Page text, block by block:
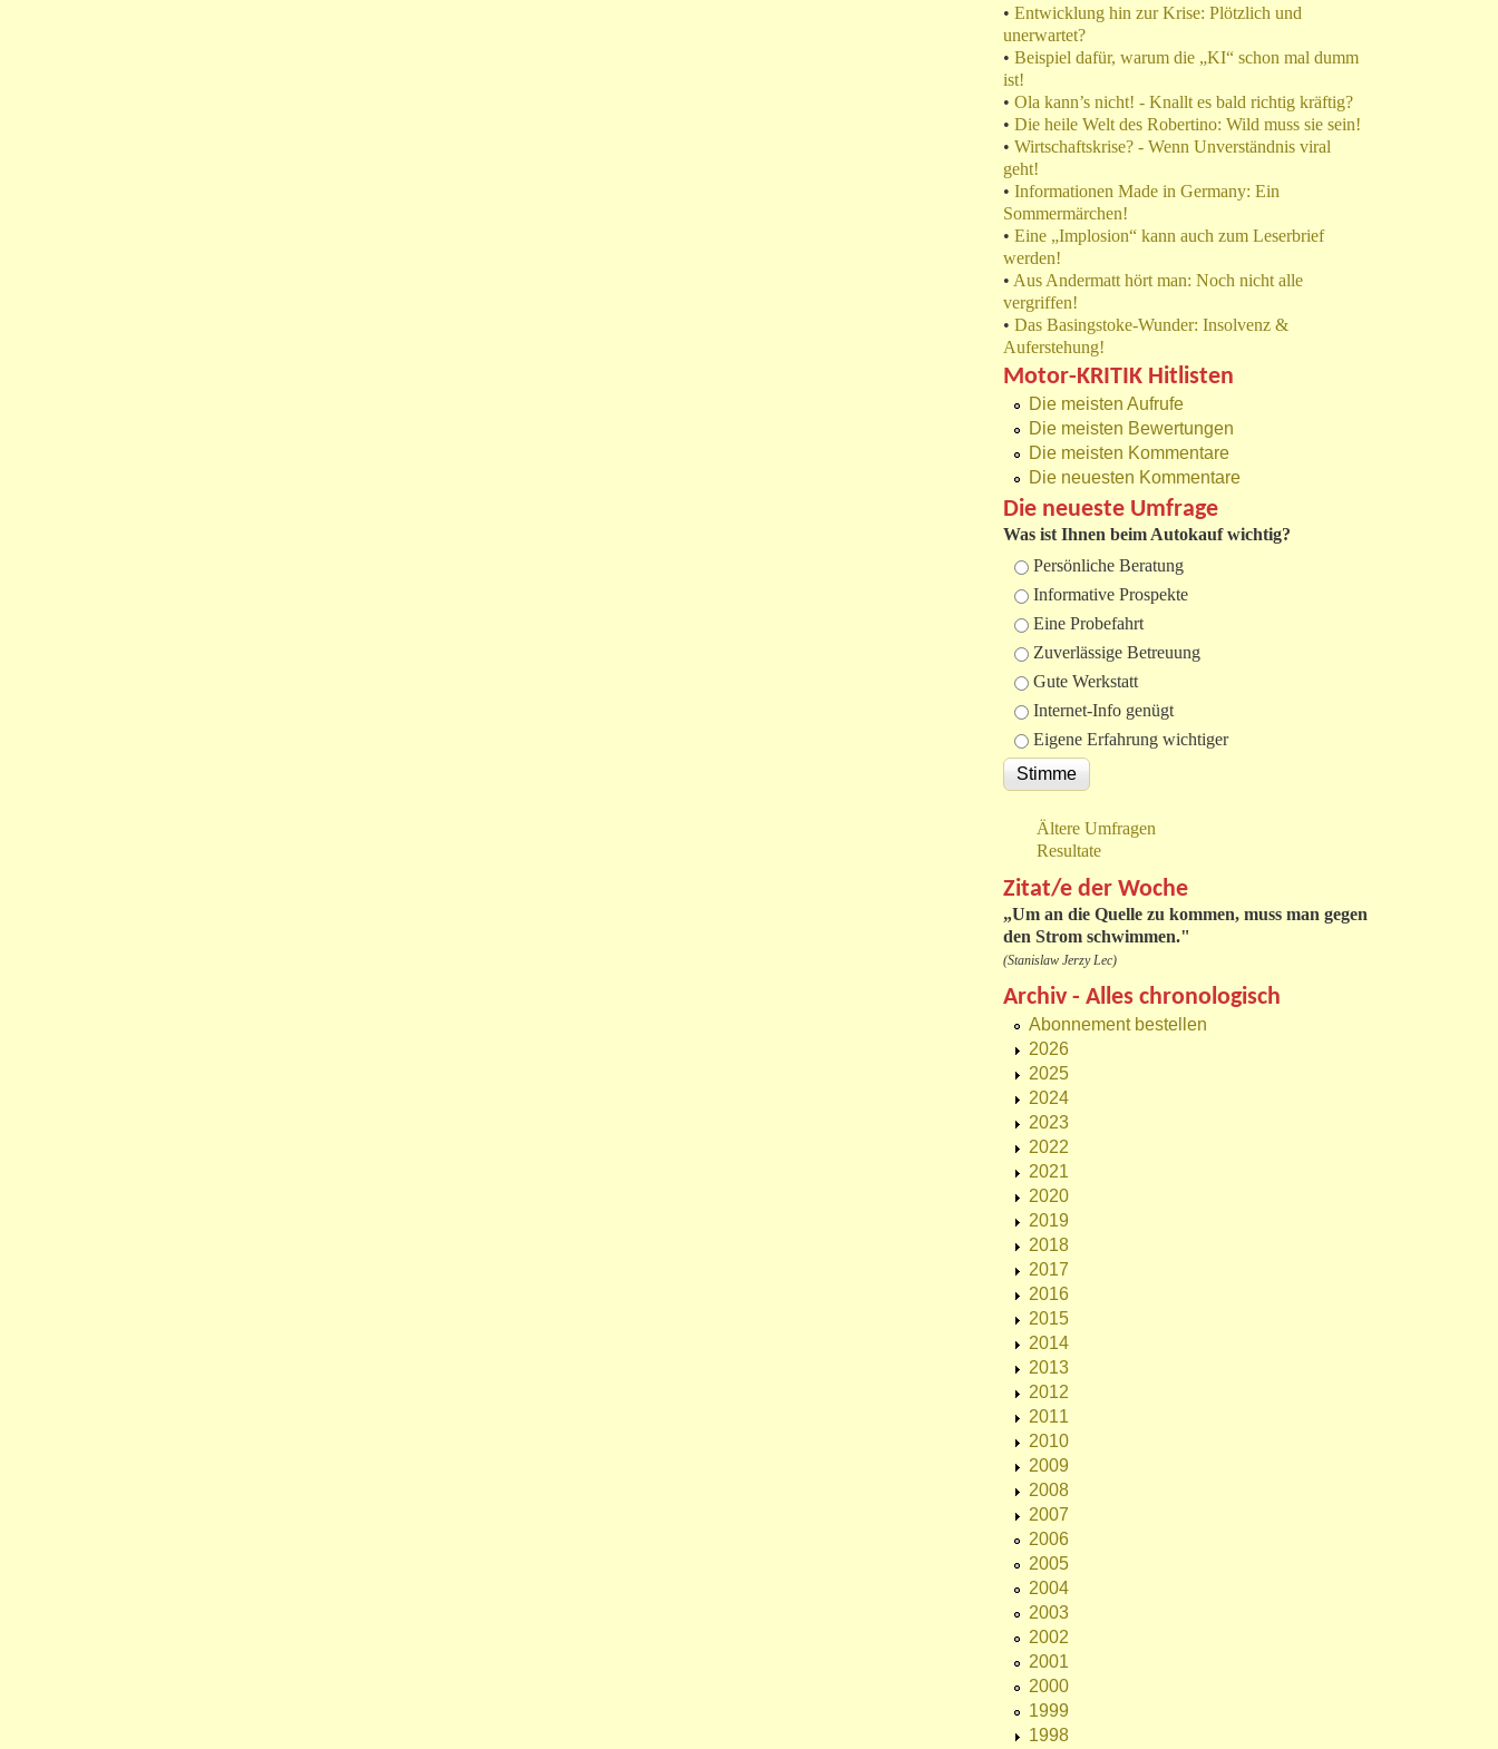
• Entwicklung hin zur Krise: Plötzlich und
unerwartet?
• Beispiel dafür, warum die „KI“ schon mal dumm
ist!
• Ola kann’s nicht! - Knallt es bald richtig kräftig?
• Die heile Welt des Robertino: Wild muss sie sein!
• Wirtschaftskrise? - Wenn Unverständnis viral
geht!
• Informationen Made in Germany: Ein
Sommermärchen!
• Eine „Implosion“ kann auch zum Leserbrief
werden!
• Aus Andermatt hört man: Noch nicht alle
vergriffen!
• Das Basingstoke-Wunder: Insolvenz &
Auferstehung!
Motor-KRITIK Hitlisten
Die meisten Aufrufe
Die meisten Bewertungen
Die meisten Kommentare
Die neuesten Kommentare
Die neueste Umfrage
Was ist Ihnen beim Autokauf wichtig?
Auswahlmöglichkeiten
Persönliche Beratung
Informative Prospekte
Eine Probefahrt
Zuverlässige Betreuung
Gute Werkstatt
Internet-Info genügt
Eigene Erfahrung wichtiger
Ältere Umfragen
Resultate
Zitat/e der Woche
„Um an die Quelle zu kommen, muss man gegen
den Strom schwimmen."
(Stanislaw Jerzy Lec)
Archiv - Alles chronologisch
Abonnement bestellen
2026
2025
2024
2023
2022
2021
2020
2019
2018
2017
2016
2015
2014
2013
2012
2011
2010
2009
2008
2007
2006
2005
2004
2003
2002
2001
2000
1999
1998